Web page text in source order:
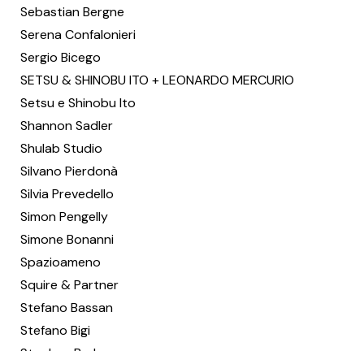
Sebastian Bergne
Serena Confalonieri
Sergio Bicego
SETSU & SHINOBU ITO + LEONARDO MERCURIO
Setsu e Shinobu Ito
Shannon Sadler
Shulab Studio
Silvano Pierdonà
Silvia Prevedello
Simon Pengelly
Simone Bonanni
Spazioameno
Squire & Partner
Stefano Bassan
Stefano Bigi